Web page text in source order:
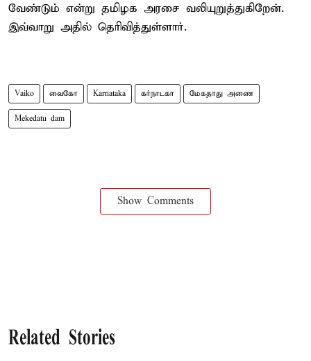
வேண்டும் என்று தமிழக அரசை வலியுறுத்துகிறேன்.
இவ்வாறு அதில் தெரிவித்துள்ளார்.
Vaiko வைகோ Karnataka கர்நாடகா மேகதாது அணை
Mekedatu dam
Show Comments
Related Stories